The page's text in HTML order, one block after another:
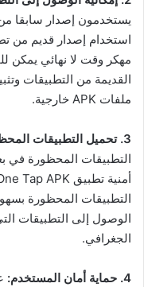
مهكر وقت لا نهائي يمكن
القديمة من التطبيقات
ملفات APK خارجية.
3. تحميل التطبيقات المحظورة جغرافيا:
التطبيقات المحظورة في
التطبيقات المحظورة
الوصول إلى التطبيقات
الجغرافي.
4. حماية أمان المستخدم: